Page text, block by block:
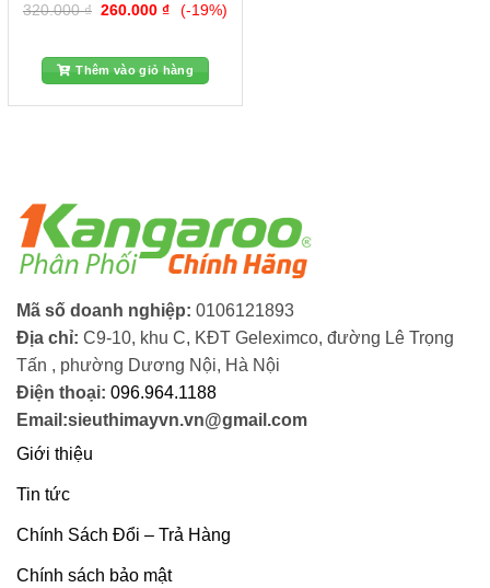
320.000₫ Giá
260.000₫Giá
hiện
260.000 ₫.
(-19%)
Thêm vào giỏ hàng
Mã số doanh nghiệp: 0106121893
Địa chỉ: C9-10, khu C, KĐT Geleximco, đường Lê Trọng
Tấn , phường Dương Nội, Hà Nội
Điện thoại: 096.964.1188
Email:sieuthimayvn.vn@gmail.com
Giới thiệu
Tin tức
Chính Sách Đổi – Trả Hàng
Chính sách bảo mật